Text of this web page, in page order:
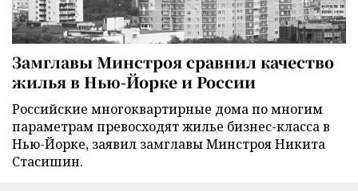
Замглавы Минстроя сравнил качество
жилья в Нью-Йорке и России
Российские многоквартирные дома по многим
параметрам превосходят жилье бизнес-класса в
Нью-Йорке, заявил замглавы Минстроя Никита
Стасишин.